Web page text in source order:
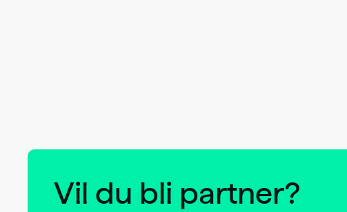
Vil du bli partner?